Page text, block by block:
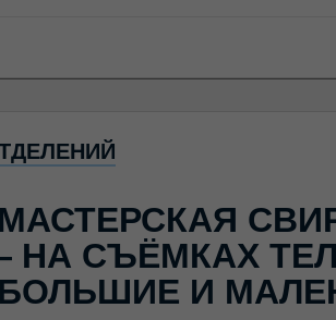
НА СЪЁМКАХ
И